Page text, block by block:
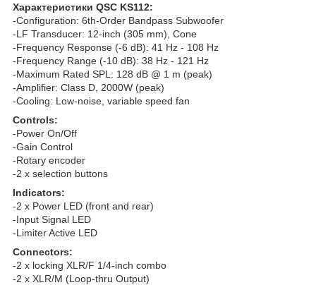
Характеристики QSC KS112:
-Configuration: 6th-Order Bandpass Subwoofer
-LF Transducer: 12-inch (305 mm), Cone
-Frequency Response (-6 dB): 41 Hz - 108 Hz
-Frequency Range (-10 dB): 38 Hz - 121 Hz
-Maximum Rated SPL: 128 dB @ 1 m (peak)
-Amplifier: Class D, 2000W (peak)
-Cooling: Low-noise, variable speed fan
Controls:
-Power On/Off
-Gain Control
-Rotary encoder
-2 x selection buttons
Indicators:
-2 x Power LED (front and rear)
-Input Signal LED
-Limiter Active LED
Connectors:
-2 x locking XLR/F 1/4-inch combo
-2 x XLR/M (Loop-thru Output)